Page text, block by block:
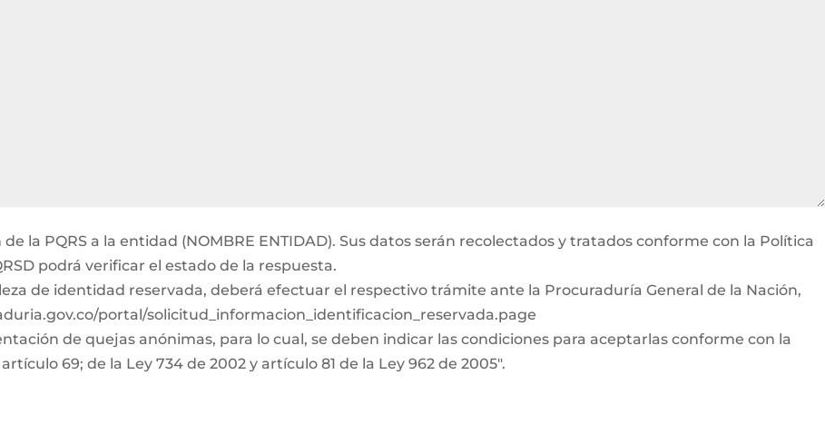
la PQRS a la entidad (NOMBRE ENTIDAD). Sus datos serán recolectados y tratados conforme con la Política
podrá verificar el estado de la respuesta.
de identidad reservada, deberá efectuar el respectivo trámite ante la Procuraduría General de la Nación,
portal/solicitud_informacion_identificacion_reservada.page
de quejas anónimas, para lo cual, se deben indicar las condiciones para aceptarlas conforme con la
69; de la Ley 734 de 2002 y artículo 81 de la Ley 962 de 2005".